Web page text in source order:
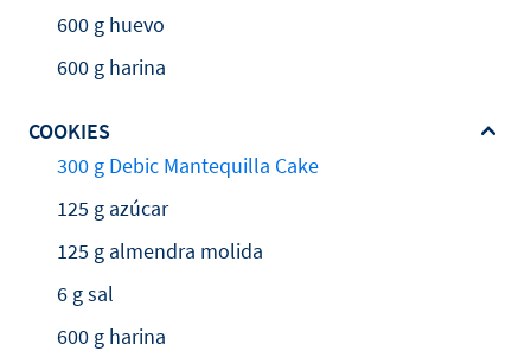
600 g huevo
600 g harina
COOKIES
300 g Debic Mantequilla Cake
125 g azúcar
125 g almendra molida
6 g sal
600 g harina